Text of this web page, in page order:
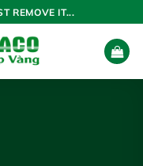
REMOVE IT...